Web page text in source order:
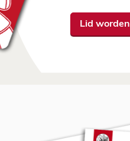
Lid worden